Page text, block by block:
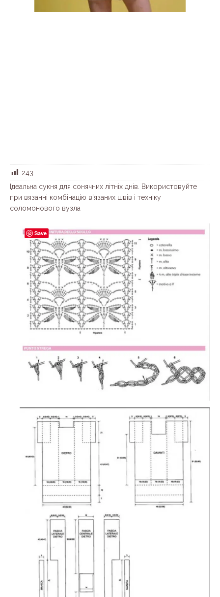
243
Ідеальна сукня для сонячних літніх днів. Використовуйте
при вязанні комбінацію в’язаних швів і техніку
соломонового вузла
Save